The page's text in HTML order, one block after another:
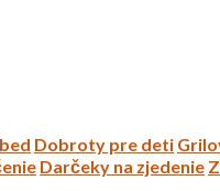
Dobroty pre deti
Darčeky na zjedenie